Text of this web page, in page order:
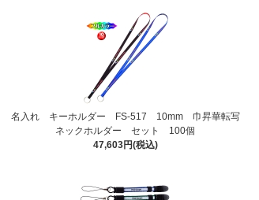
名入れ キーホルダー FS-517 10mm 巾昇華転写
ネックホルダー セット 100個
47,603円(税込)